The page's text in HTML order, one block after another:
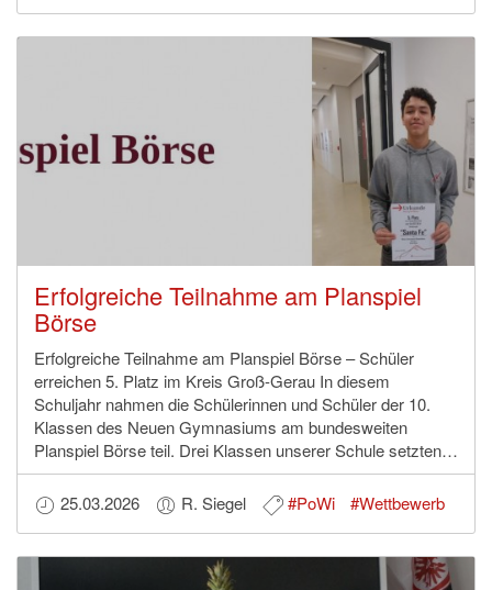
Erfolgreiche Teilnahme am Planspiel
Börse
Erfolgreiche Teilnahme am Planspiel Börse – Schüler
erreichen 5. Platz im Kreis Groß-Gerau In diesem
Schuljahr nahmen die Schülerinnen und Schüler der 10.
Klassen des Neuen Gymnasiums am bundesweiten
Planspiel Börse teil. Drei Klassen unserer Schule setzten…
25.03.2026 R. Siegel #PoWi #Wettbewerb